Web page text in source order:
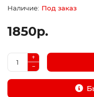
Под заказ
1850р.